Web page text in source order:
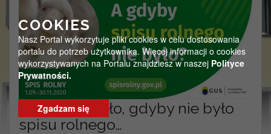
COOKIES
Nasz Portal wykorzytuje pliki cookies w celu dostosowania
portalu do potrzeb użytkownika. Więcej informacji o cookies
wykorzystywanych na Portalu znajdziesz w naszej Polityce
Prywatności.
Zgadzam się
Co by się stało, gdyby nie było
spisu rolnego…